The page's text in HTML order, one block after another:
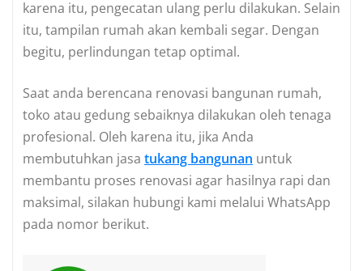
karena itu, pengecatan ulang perlu dilakukan. Selain
itu, tampilan rumah akan kembali segar. Dengan
begitu, perlindungan tetap optimal.
Saat anda berencana renovasi bangunan rumah,
toko atau gedung sebaiknya dilakukan oleh tenaga
profesional. Oleh karena itu, jika Anda
membutuhkan jasa tukang bangunan untuk
membantu proses renovasi agar hasilnya rapi dan
maksimal, silakan hubungi kami melalui WhatsApp
pada nomor berikut.